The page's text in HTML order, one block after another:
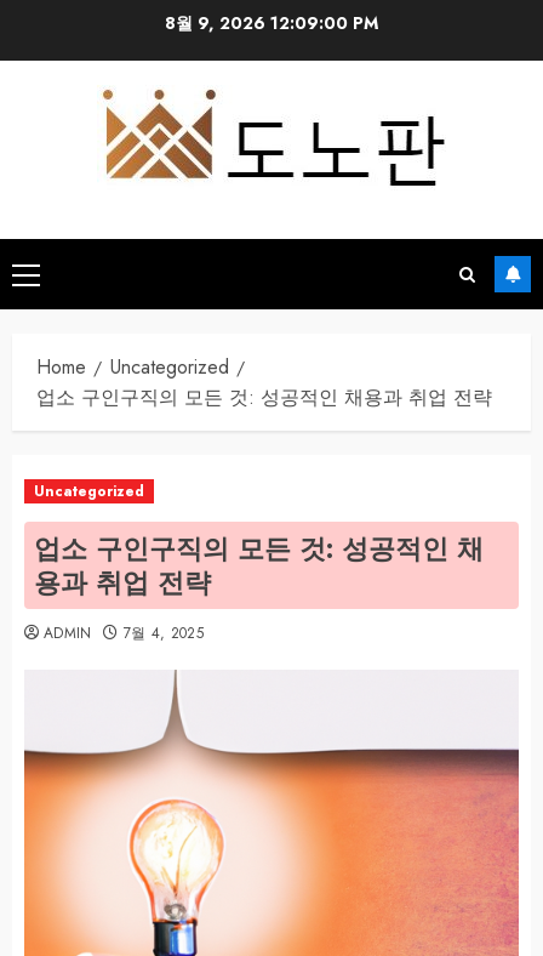
8월 9, 202612:09:01 PM
Primary
Menu
Home
Uncategorized
업소 구인구직의 모든 것: 성공적인 채용과 취업 전략
Uncategorized
업소 구인구직의 모든 것: 성공적인 채
용과 취업 전략
ADMIN 7월 4, 2025